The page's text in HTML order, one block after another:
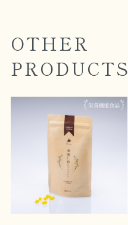
OTHER
PRODUCTS